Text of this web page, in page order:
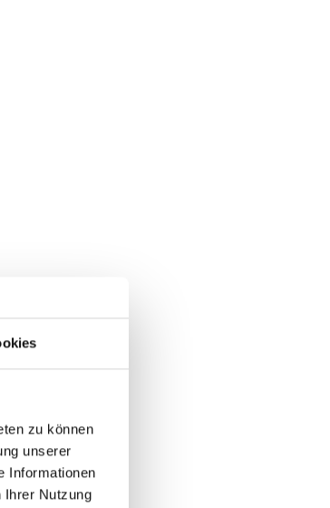
zu können
unserer
Informationen
Ihrer Nutzung